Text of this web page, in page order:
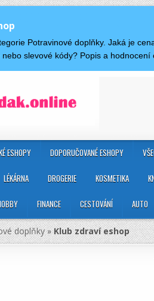
Potravinové doplňky. Jaká je
slevové kódy? Popis a
ESHOPY DOPORUČOVANÉ ESHOPY
LÉKÁRNA DROGERIE KOSMETIKA
FINANCE CESTOVÁNÍ AUTO
doplňky»Klub zdraví eshop